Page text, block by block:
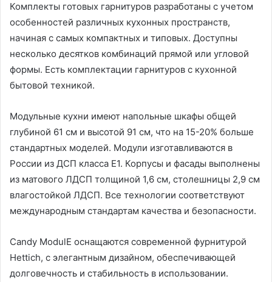
Комплекты готовых гарнитуров разработаны с учетом
особенностей различных кухонных пространств,
начиная с самых компактных и типовых. Доступны
несколько десятков комбинаций прямой или угловой
формы. Есть комплектации гарнитуров с кухонной
бытовой техникой.
Модульные кухни имеют напольные шкафы общей
глубиной 61 см и высотой 91 см, что на 15-20% больше
стандартных моделей. Модули изготавливаются в
России из ДСП класса Е1. Корпусы и фасады выполнены
из матового ЛДСП толщиной 1,6 см, столешницы 2,9 см
влагостойкой ЛДСП. Все технологии соответствуют
международным стандартам качества и безопасности.
Candy ModulE оснащаются современной фурнитурой
Hettich, с элегантным дизайном, обеспечивающей
долговечность и стабильность в использовании.